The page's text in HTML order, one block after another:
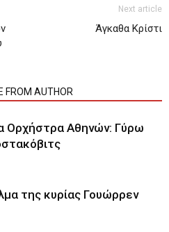
Next article
Άγκαθα Κρίστι
FROM AUTHOR
Ορχήστρα Αθηνών: Γύρω
της κυρίας Γουώρρεν